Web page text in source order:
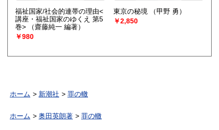
福祉国家/社会的連帯の理由<
講座・福祉国家のゆくえ 第5
巻>
（齋藤純一 編著）
￥980
東京の秘境
（甲野 勇）
￥2,850
ホーム 新潮社 罪の轍
ホーム 奥田英朗著 罪の轍